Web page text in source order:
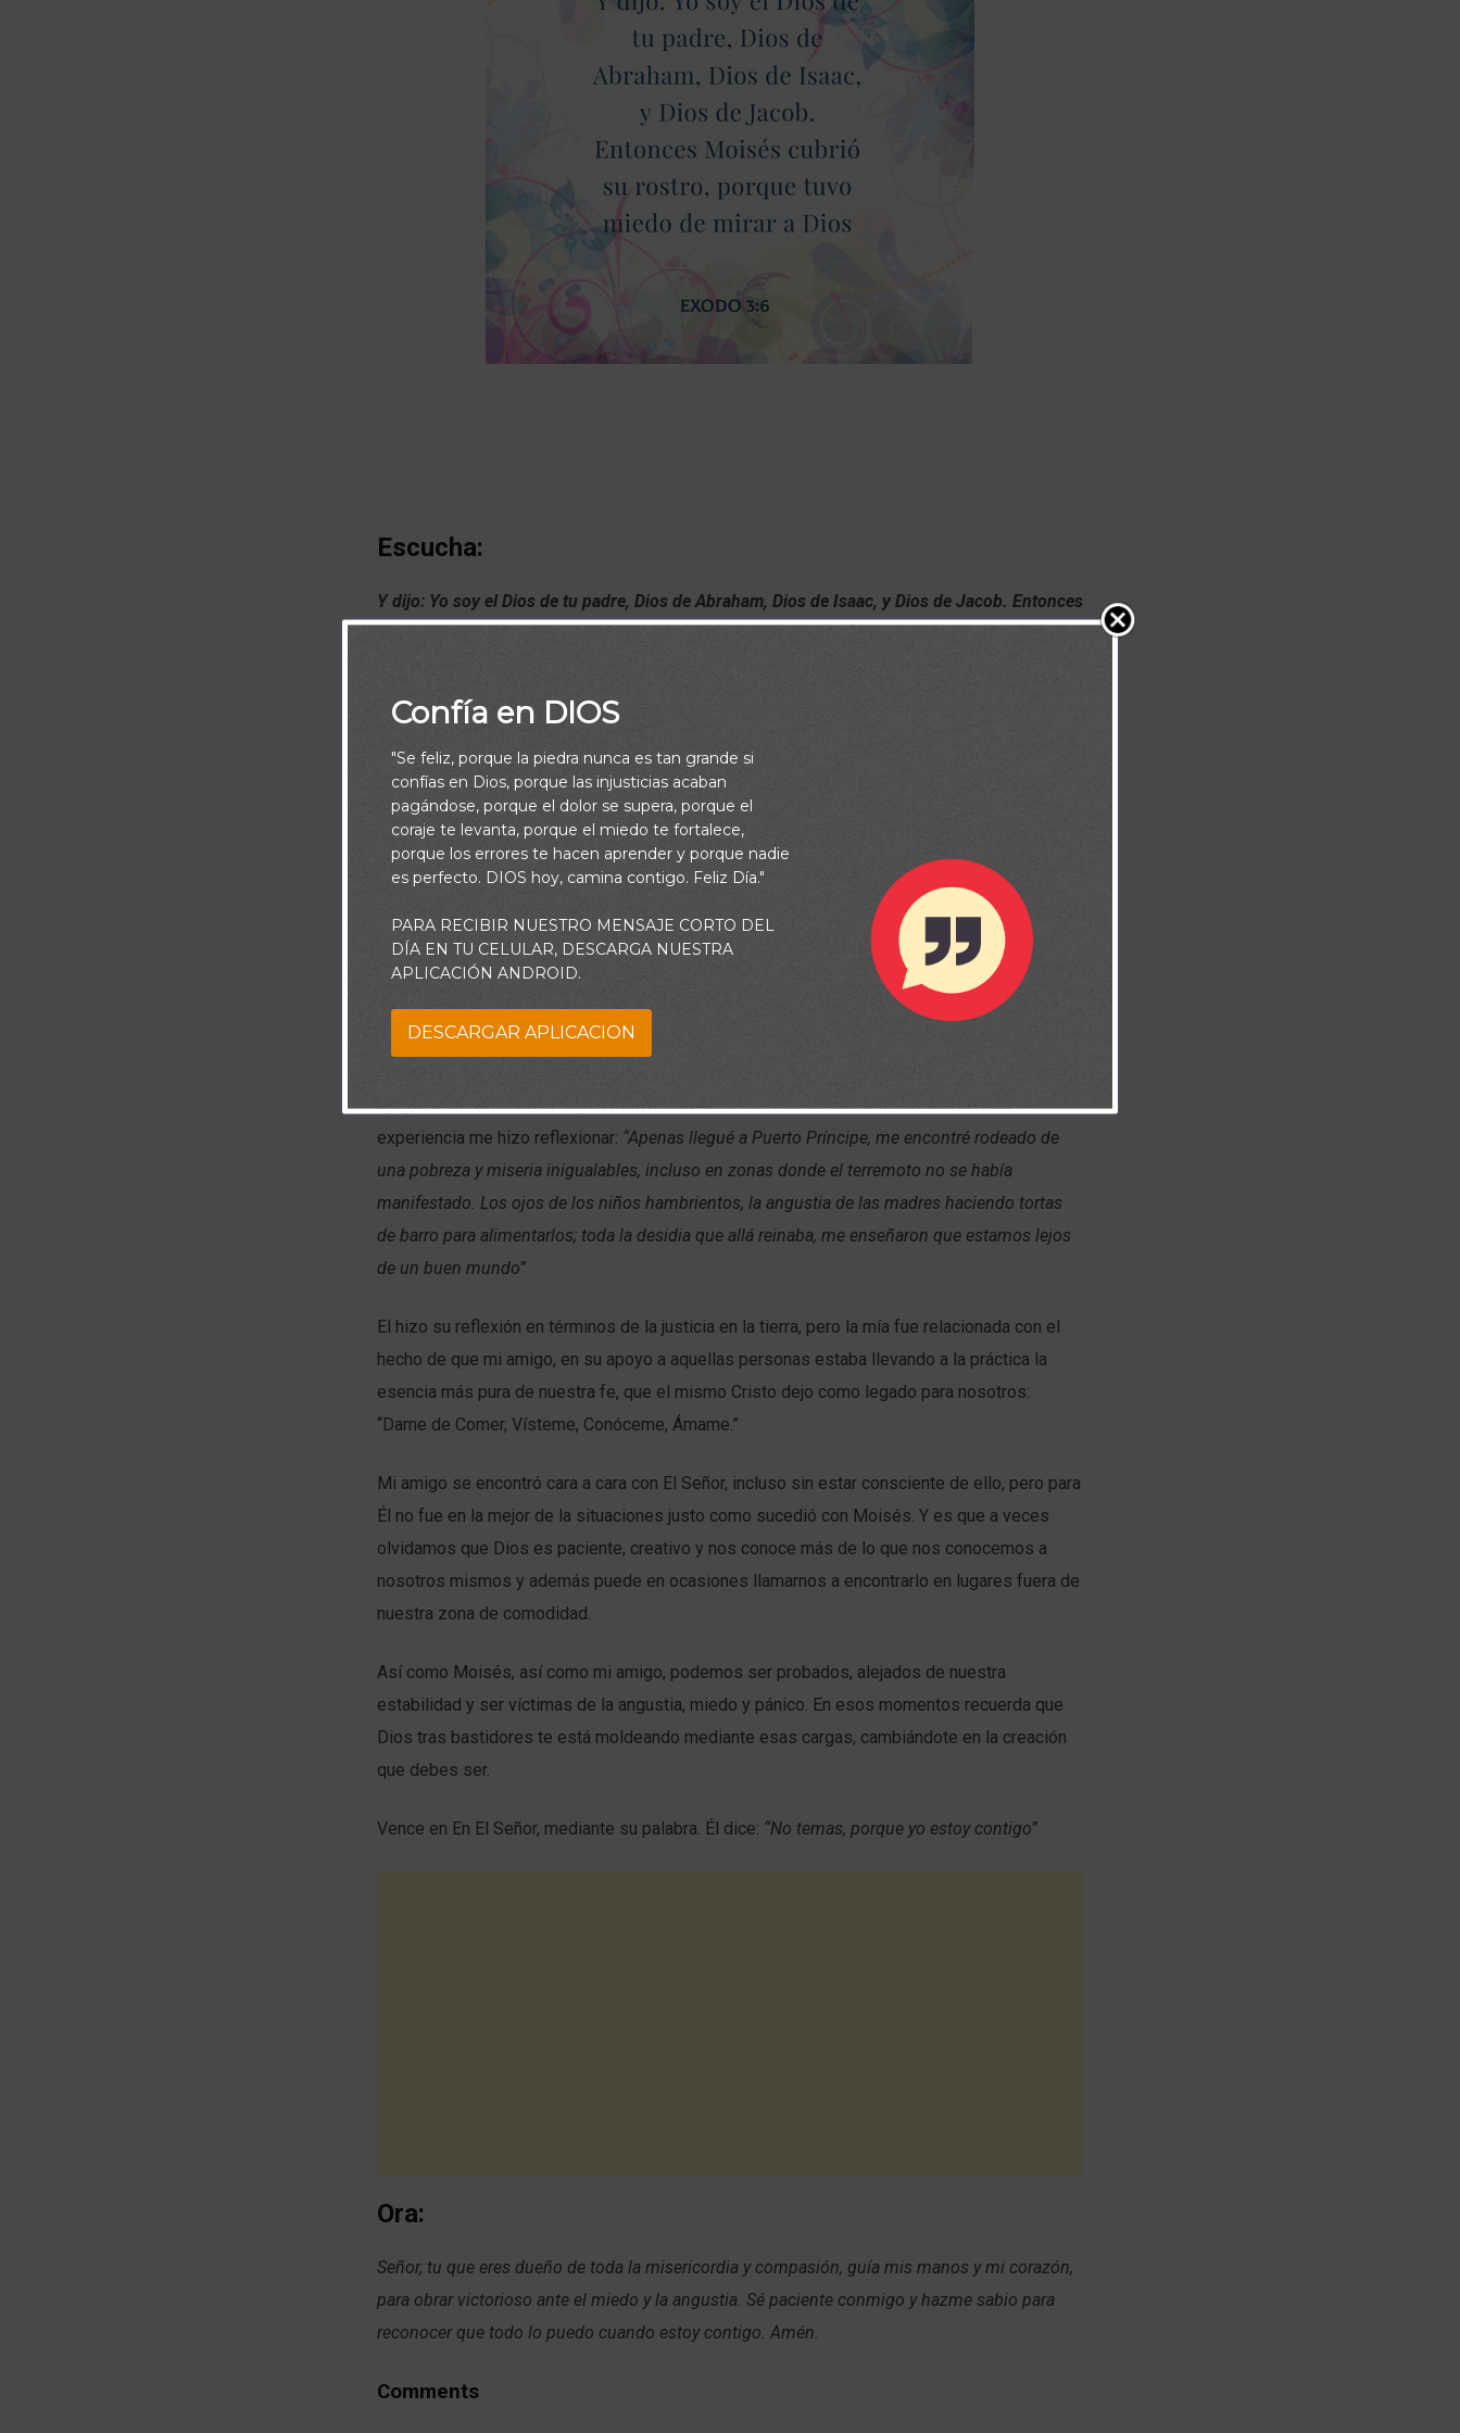
Escucha:
Y dijo: Yo soy el Dios de tu padre, Dios de Abraham, Dios de Isaac, y Dios de Jacob. Entonces
Piensa:
apoyar a las víctimas de aquel fatal acontecimiento. Uno de sus testimonios de esa
experiencia me hizo reflexionar: “Apenas llegué a Puerto Príncipe, me encontré rodeado de
una pobreza y miseria inigualables, incluso en zonas donde el terremoto no se había
manifestado. Los ojos de los niños hambrientos, la angustia de las madres haciendo tortas
de barro para alimentarlos; toda la desidia que allá reinaba, me enseñaron que estamos lejos
de un buen mundo”
El hizo su reflexión en términos de la justicia en la tierra, pero la mía fue relacionada con el
hecho de que mi amigo, en su apoyo a aquellas personas estaba llevando a la práctica la
esencia más pura de nuestra fe, que el mismo Cristo dejo como legado para nosotros:
“Dame de Comer, Vísteme, Conóceme, Ámame.”
Mi amigo se encontró cara a cara con El Señor, incluso sin estar consciente de ello, pero para
Él no fue en la mejor de la situaciones justo como sucedió con Moisés. Y es que a veces
olvidamos que Dios es paciente, creativo y nos conoce más de lo que nos conocemos a
nosotros mismos y además puede en ocasiones llamarnos a encontrarlo en lugares fuera de
nuestra zona de comodidad.
Así como Moisés, así como mi amigo, podemos ser probados, alejados de nuestra
estabilidad y ser víctimas de la angustia, miedo y pánico. En esos momentos recuerda que
Dios tras bastidores te está moldeando mediante esas cargas, cambiándote en la creación
que debes ser.
Vence en En El Señor, mediante su palabra. Él dice: “No temas, porque yo estoy contigo”
Ora:
Señor, tu que eres dueño de toda la misericordia y compasión, guía mis manos y mi corazón,
para obrar victorioso ante el miedo y la angustia. Sé paciente conmigo y hazme sabio para
reconocer que todo lo puedo cuando estoy contigo. Amén.
Comments
Confía en DIOS
"Se feliz, porque la piedra nunca es tan grande si
confías en Dios, porque las injusticias acaban
pagándose, porque el dolor se supera, porque el
coraje te levanta, porque el miedo te fortalece,
porque los errores te hacen aprender y porque nadie
es perfecto. DIOS hoy, camina contigo. Feliz Día."
PARA RECIBIR NUESTRO MENSAJE CORTO DEL
DÍA EN TU CELULAR, DESCARGA NUESTRA
APLICACIÓN ANDROID.
DESCARGAR APLICACION